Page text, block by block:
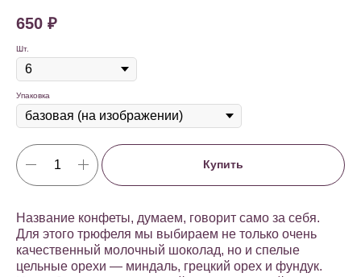
650 ₽
Шт.
Упаковка
Купить
Название конфеты, думаем, говорит само за себя.
Для этого трюфеля мы выбираем не только очень
качественный молочный шоколад, но и спелые
цельные орехи — миндаль, грецкий орех и фундук.